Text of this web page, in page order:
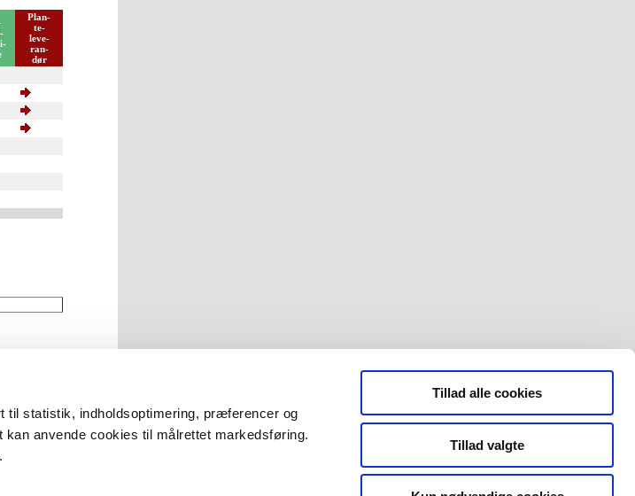
til statistik, indholdsoptimering, præferencer og
anvende cookies til målrettet markedsføring.
Tillad alle cookies
Tillad valgte
Plan-
te-
leve-
ran-
dør